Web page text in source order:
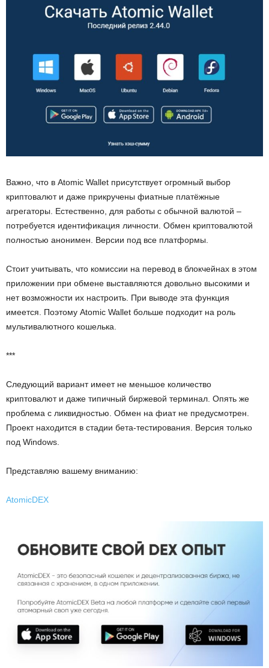
Важно, что в Atomic Wallet присутствует огромный выбор
криптовалют и даже прикручены фиатные платёжные
агрегаторы. Естественно, для работы с обычной валютой –
потребуется идентификация личности. Обмен криптовалютой
полностью анонимен. Версии под все платформы.
Стоит учитывать, что комиссии на перевод в блокчейнах в этом
приложении при обмене выставляются довольно высокими и
нет возможности их настроить. При выводе эта функция
имеется. Поэтому Atomic Wallet больше подходит на роль
мультивалютного кошелька.
***
Следующий вариант имеет не меньшое количество
криптовалют и даже типичный биржевой терминал. Опять же
проблема с ликвидностью. Обмен на фиат не предусмотрен.
Проект находится в стадии бета-тестирования. Версия только
под Windows.
Представляю вашему вниманию:
AtomicDEX